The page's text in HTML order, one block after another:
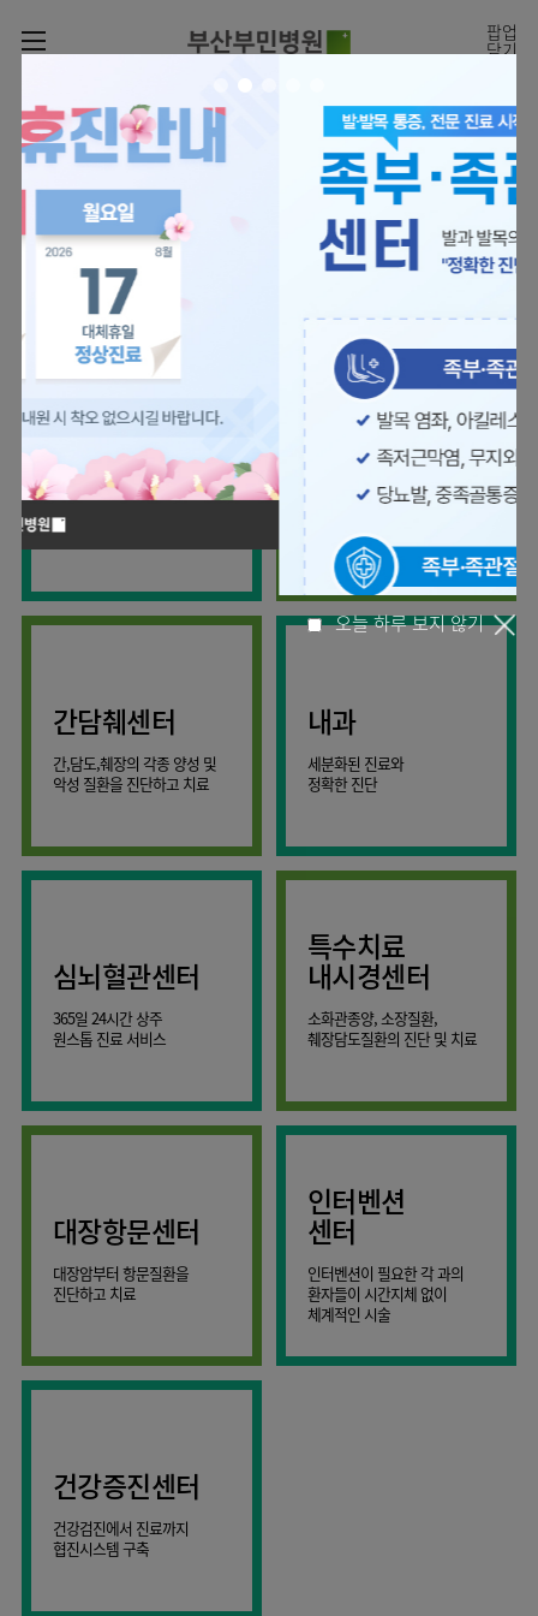
팝업
닫기
로그인
회원가입
나의진료정보
온라인진료예약
증명서재발급
증명서발급내역
전문센터
전문센터
전체보기
관절센터
로봇수술센터
족관절클리닉
척추센터
척추내시경센터
심뇌혈관센터
뇌신경센터
소화기센터
인공신장센터
건강증진센터
인터벤션센터
외상골절센터
간담췌센터
대장항문센터
AI
스마트케어병동
진료안내
진료과
진료과 전체보기
정형외과
신경외과
소화기내과
순환기내과
호흡기내과
신장내과
외과
부인과
정신건강의학과
가정의학과
치과
영상의학과
진단검사의학과
응급의학과
진료시간표
외래진료
입원/
병문안
진료협력센터
이용안내
장비안내
층별안내
증명서재발급
서식다운로드
비급여진료비
감염예방
안내
원내
전화번호
오시는길
병원소개
병원장인사말
비전과
부민스토리
연혁
조직도
연구교육
임상시험센터
미디어센터
언론보도
인재채용
온라인
칭찬합시다
40주년
역사관
부민그룹소개
이사장소개
비전과
핵심가치
HI
부민스토리
연혁
조직도
의료진소개
부민그룹소식
사회공헌
건강토크
ENG
RUS
진료예약
빠르고 쉬운 진료예약을
하실 수 있습니다.
대표전화 | 1670-0082
의료진 소개
[진료시간표]
월요일 09:00~18:00
화~금 09:00~17:00
관절센터
보건복지부 지정
관절전문병원
척추센터
최소상처 척추수술을 원칙
간담췌센터
간,담도,췌장의 각종 양성 및
악성 질환을 진단하고 치료
내과
세분화된 진료와
정확한 진단
심뇌혈관센터
365일 24시간 상주
원스톱 진료 서비스
특수치료
내시경센터
소화관종양, 소장질환,
췌장담도질환의 진단 및 치료
대장항문센터
대장암부터 항문질환을
진단하고 치료
인터벤션
센터
인터벤션이 필요한 각 과의
환자들이 시간지체 없이
체계적인 시술
건강증진센터
건강검진에서 진료까지
협진시스템 구축